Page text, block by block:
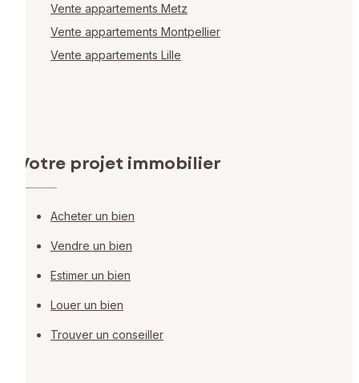
Vente appartements Metz
Vente appartements Montpellier
Vente appartements Lille
Votre projet immobilier
Acheter un bien
Vendre un bien
Estimer un bien
Louer un bien
Trouver un conseiller